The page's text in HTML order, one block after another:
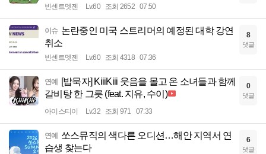
빈센트멧젠 Lv.60 조회 2652 07:50
이슈 논란중인 미국 스트리머의 예정된 대학 강연
취소
빈센트멧젠 Lv.60 조회 4318 07:36
8
댓글
연예
[밥묵자] KiiiKiii 웃음을 몰고 온 소녀들과 함께
갈비탕 한 그릇 (feat. 지유, 수이)
아이스티이 Lv.32 조회 971 07:33
0
댓글
연예
쏘스뮤직의 색다른 오디션…해안 지역서 연
습생 찾는다
6
댓글